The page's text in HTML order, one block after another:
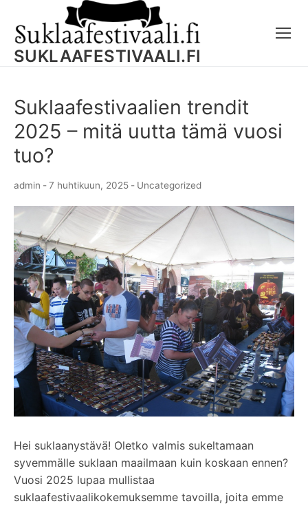
content
SUKLAAFESTIVAALI.FI
Suklaafestivaalien trendit
2025 – mitä uutta tämä vuosi
tuo?
admin -7 huhtikuun, 2025 - Uncategorized
Hei suklaanystävä! Oletko valmis sukeltamaan
syvemmälle suklaan maailmaan kuin koskaan ennen?
Vuosi 2025 lupaa mullistaa
suklaafestivaalikokemuksemme tavoilla, joita emme